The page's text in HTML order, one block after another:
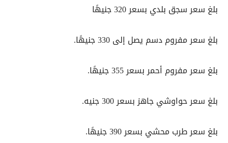
بلغ سعر سجق بلدي بسعر 320 جنيهًا
بلغ سعر مفروم دسم يصل إلى 330 جنيهًا.
بلغ سعر مفروم أحمر بسعر 355 جنيهًا.
بلغ سعر حواوشي جاهز بسعر 300 جنيه.
بلغ سعر طرب محشي بسعر 390 جنيهًا.